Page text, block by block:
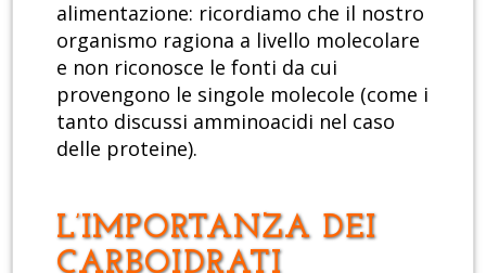
alimentazione: ricordiamo che il nostro
organismo ragiona a livello molecolare
e non riconosce le fonti da cui
provengono le singole molecole (come i
tanto discussi amminoacidi nel caso
delle proteine).
L’IMPORTANZA DEI
CARBOIDRATI